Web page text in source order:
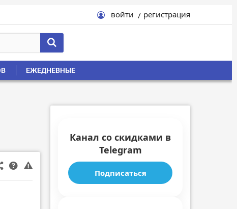
войти регистрация
ЕЖЕДНЕВНЫЕ
Канал со скидками в
Telegram
Подписаться